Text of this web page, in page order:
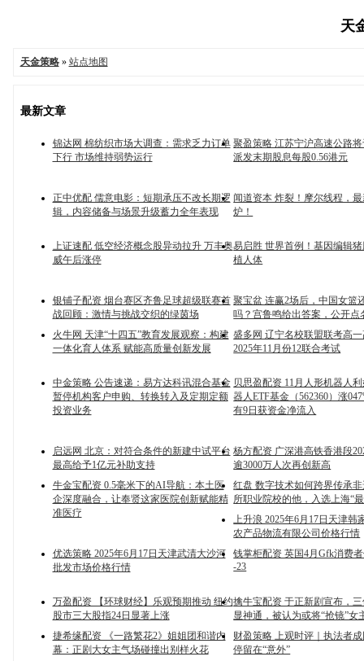
天
天金策略» 站点地图
最新文章
锦达网 棉纺织市场大调查：需求乏力订单
下行 市场维持弱势运行
聚盈策略 江苏宁沪高速公路
派发末期股息每股0.56港元
正中优配 儒意电影：短期承压不改长期逻
辑，内容储备与场景升级蓄力全年表现
闻道资本 炸裂！摩尔线程，
炉！
上证速配 低空经济概念股异动拉升 万丰奥
威午后涨停
易启胜 世界首例！基因编辑
植人体
银铺子配资 烟台赛区齐鲁足球超级联赛首
战回顾：激情与挑战交织的绿茵场
聚宝盆 连赢2场后，中国女篮
吗？宫鲁鸣给出答案，公开点
火牛网 天津“十四五”教育发展观察：构建
一体化育人体系 赋能高质量创新发展
盛多网 辽宁名校联盟联考高
2025年11月份12联合考试
中金策略 公告速递：易方达科讯混合基金
暂停机构客户申购、转换转入及定期定额
投资业务
贝思盈配资 11月人形机器人
器人ETF基金（562360）涨
有9日获资金净流入
启远网 北京：对符合条件的新建中试平台
最高给予1亿元补助支持
杨方配资 广深港高铁香港段
逾3000万人次再创新高
牛金宝配资 0.5毫米下的AI导航：本土医
企深度融合，让奉贤这家医院创新赋能精
准医疗
红盘 数字技术如何跨界传承
所职业院校的他，入选上海“
上升浪 2025年6月17日天津韩
农产品物流有限公司价格行情
优选策略 2025年6月17日天津武清大沙河
批发市场价格行情
钱掌柜配资 英国4月Gfk消费
-23
万盈配资 【环球财经】乐观预期推动 纽约
股市三大股指24日显著上涨
擒牛宝配资 于正新剧宣布，
显神通，被认为或将“抢镜”女
捷希缘配资 《一路繁花2》姐姐团和谐内
幕：正剧大女主气场碰撞出别样火花
财盈策略 上观时评｜执法者
停留在“意外”